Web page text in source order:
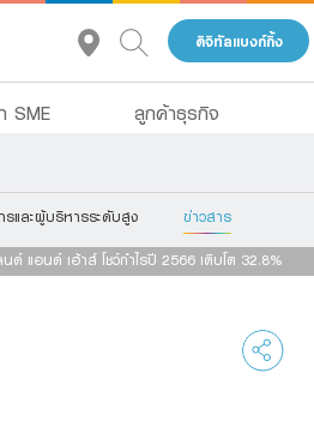
ดิจิทัลแบงก์กิ้ง
SME ลูกค้าธุรกิจ
าก
และผู้บริหารระดับสูง ข่าวสาร
ด์ แอนด์ เฮ้าส์ โชว์กำไรปี 2566 เติบโต 32.8%